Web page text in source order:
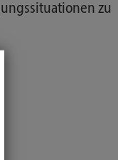
zu